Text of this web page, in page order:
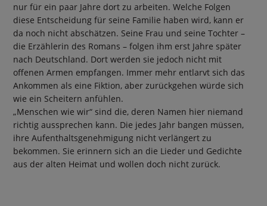
nur für ein paar Jahre dort zu arbeiten. Welche Folgen
diese Entscheidung für seine Familie haben wird, kann er
da noch nicht abschätzen. Seine Frau und seine Tochter –
die Erzählerin des Romans – folgen ihm erst Jahre später
nach Deutschland. Dort werden sie jedoch nicht mit
offenen Armen empfangen. Immer mehr entlarvt sich das
Ankommen als eine Fiktion, aber zurückgehen würde sich
wie ein Scheitern anfühlen.
„Menschen wie wir“ sind die, deren Namen hier niemand
richtig aussprechen kann. Die jedes Jahr bangen müssen,
ihre Aufenthaltsgenehmigung nicht verlängert zu
bekommen. Sie erinnern sich an die Lieder und Gedichte
aus der alten Heimat und wollen doch nicht zurück.